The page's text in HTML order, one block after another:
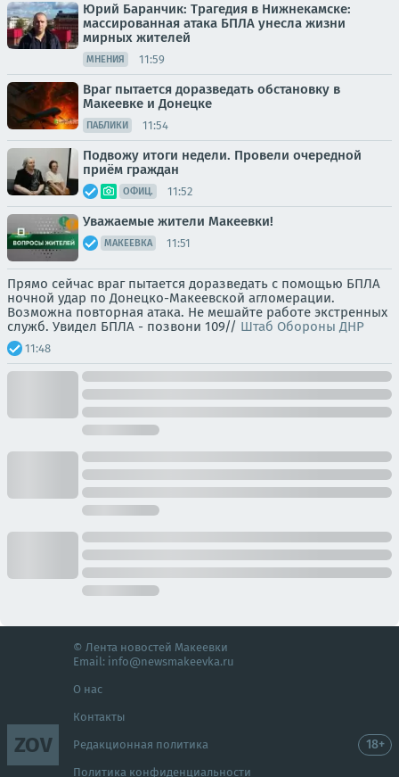
Юрий Баранчик: Трагедия в Нижнекамске:
массированная атака БПЛА унесла жизни
мирных жителей
МНЕНИЯ 11:59
Враг пытается доразведать обстановку в
Макеевке и Донецке
ПАБЛИКИ 11:54
Подвожу итоги недели. Провели очередной
приём граждан
ОФИЦ. 11:52
Уважаемые жители Макеевки!
МАКЕЕВКА 11:51
Прямо сейчас враг пытается доразведать с помощью БПЛА
ночной удар по Донецко-Макеевской агломерации.
Возможна повторная атака. Не мешайте работе экстренных
служб. Увидел БПЛА - позвони 109// Штаб Обороны ДНР
11:48
ZOV
© Лента новостей Макеевки
Email: info@newsmakeevka.ru
О нас
Контакты
Редакционная политика
Политика конфиденциальности
18+